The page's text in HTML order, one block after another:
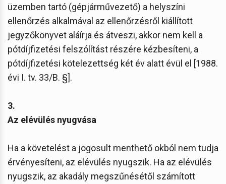
üzemben tartó (gépjárművezető) a helyszíni
ellenőrzés alkalmával az ellenőrzésről kiállított
jegyzőkönyvet aláírja és átveszi, akkor nem kell a
pótdíjfizetési felszólítást részére kézbesíteni, a
pótdíjfizetési kötelezettség két év alatt évül el [1988.
évi I. tv. 33/B. §].
3.
Az elévülés nyugvása
Ha a követelést a jogosult menthető okból nem tudja
érvényesíteni, az elévülés nyugszik. Ha az elévülés
nyugszik, az akadály megszűnésétől számított